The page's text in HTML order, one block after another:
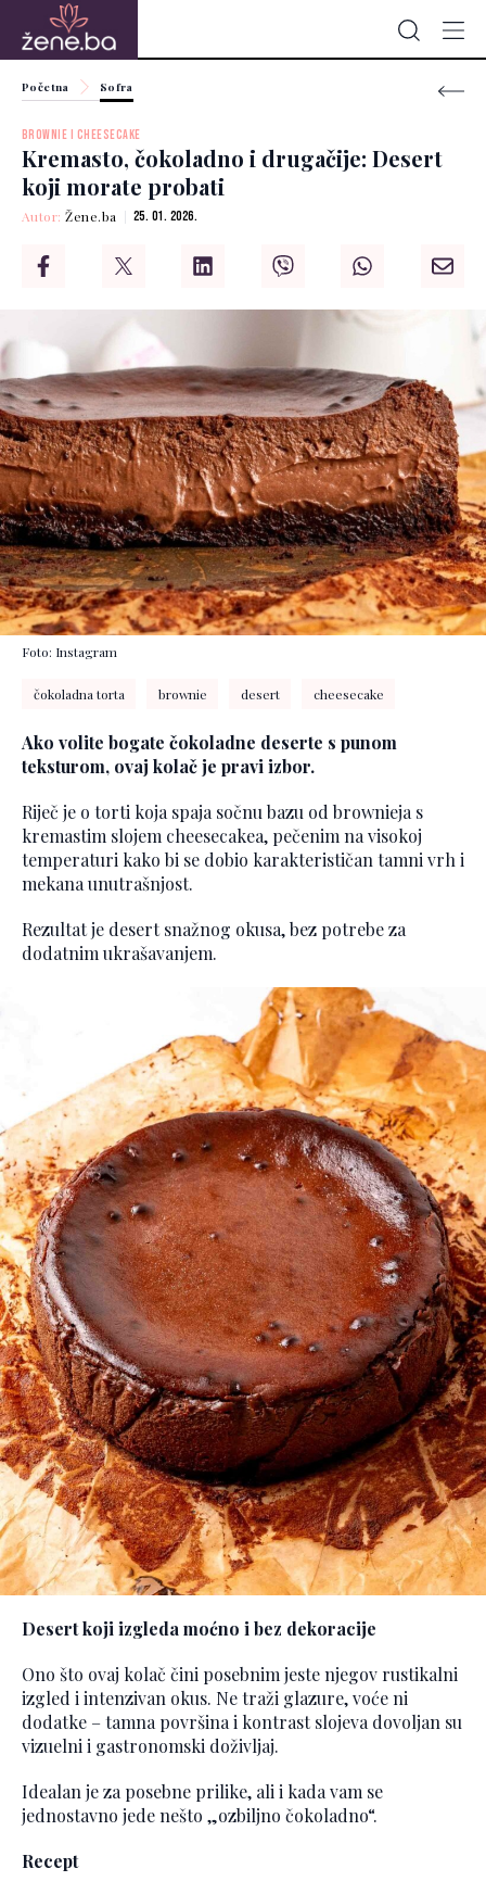
Početna Sofra
BROWNIE I CHEESECAKE
Kremasto, čokoladno i drugačije: Desert
koji morate probati
Autor:Žene.ba 25. 01. 2026.
Foto: Instagram
čokoladna torta brownie desert cheesecake
Ako volite bogate čokoladne deserte s punom
teksturom, ovaj kolač je pravi izbor.
Riječ je o torti koja spaja sočnu bazu od brownieja s
kremastim slojem cheesecakea, pečenim na visokoj
temperaturi kako bi se dobio karakterističan tamni vrh i
mekana unutrašnjost.
Rezultat je desert snažnog okusa, bez potrebe za
dodatnim ukrašavanjem.
Desert koji izgleda moćno i bez dekoracije
Ono što ovaj kolač čini posebnim jeste njegov rustikalni
izgled i intenzivan okus. Ne traži glazure, voće ni
dodatke – tamna površina i kontrast slojeva dovoljan su
vizuelni i gastronomski doživljaj.
Idealan je za posebne prilike, ali i kada vam se
jednostavno jede nešto „ozbiljno čokoladno“.
Recept